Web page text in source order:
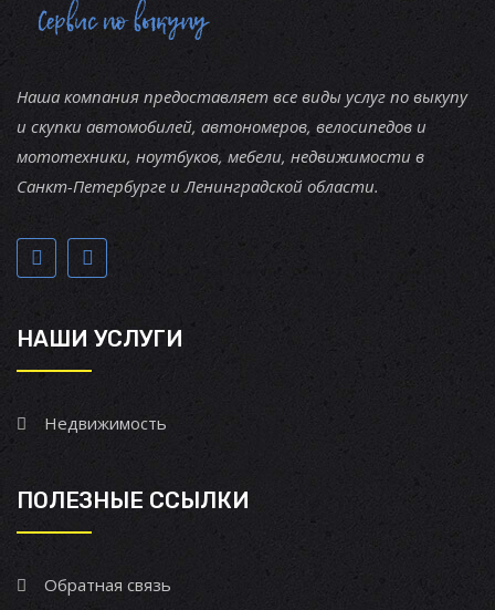
Наша компания предоставляет все виды услуг по выкупу
и скупки автомобилей, автономеров, велосипедов и
мототехники, ноутбуков, мебели, недвижимости в
Санкт-Петербурге и Ленинградской области.
НАШИ УСЛУГИ
Недвижимость
ПОЛЕЗНЫЕ ССЫЛКИ
Обратная связь